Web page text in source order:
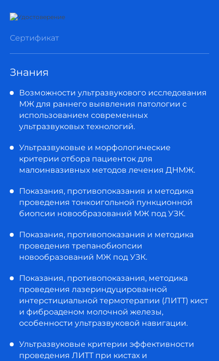
Практическое занятие «Методика
предоперационной якорной разметки
новообразования молочной железы под
Практическое занятие «Методика
секторальной резекции молочной
железы с использованием
косметического мини-доступа,
ультразвуковая оценка возможных
послеоперационных осложнений»
Практическое занятие «Методика
склеротерапии кист молочной железы с
использованием высокоинтенсивного
лазерного излучения, ультразвуковые
критерии оценки эффективности»
Практическое занятие «Методика
лазероиндуцированной термотерапии
при фиброаденомах молочной железы,
эффективности»
Итоговая аттестация (зачет)
Сертификат
Знания
Возможности ультразвукового исследования
МЖ для раннего выявления патологии с
использованием современных
ультразвуковых технологий.
Ультразвуковые и морфологические
критерии отбора пациенток для
малоинвазивных методов лечения ДНМЖ.
Показания, противопоказания и методика
проведения тонкоигольной пункционной
биопсии новообразований МЖ под УЗК.
Показания, противопоказания и методика
проведения трепанобиопсии
новообразований МЖ под УЗК.
Показания, противопоказания, методика
проведения лазериндуцированной
интерстициальной термотерапии (ЛИТТ) кист
и фиброаденом молочной железы,
особенности ультразвуковой навигации.
Ультразвуковые критерии эффективности
проведения ЛИТТ при кистах и